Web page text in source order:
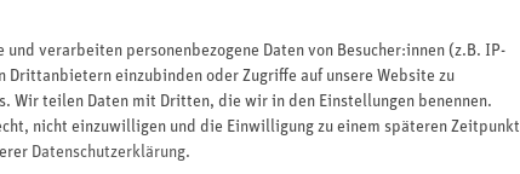
verarbeiten personenbezogene Daten von Besucher:innen (z.B. IP-
einzubinden oder Zugriffe auf unsere Website zu
Wir teilen Daten mit Dritten, die wir in den Einstellungen benennen.
nicht einzuwilligen und die Einwilligung zu einem späteren Zeitpunkt
Daten­schutz­erklärung.